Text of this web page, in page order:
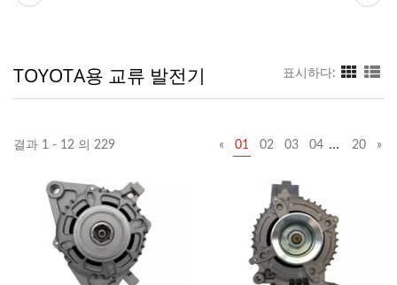
TOYOTA용 교류 발전기 표시하다:
결과 1 - 12 의 229 « 01 02 03 04 … 20 »